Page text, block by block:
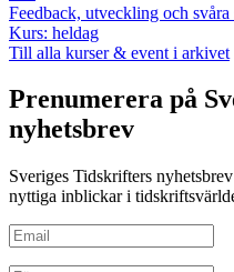
Feedback, utveckling och svåra
Kurs: heldag
Till alla kurser & event i arkivet
Prenumerera på
nyhetsbrev
Sveriges Tidskrifters
nyttiga inblickar i